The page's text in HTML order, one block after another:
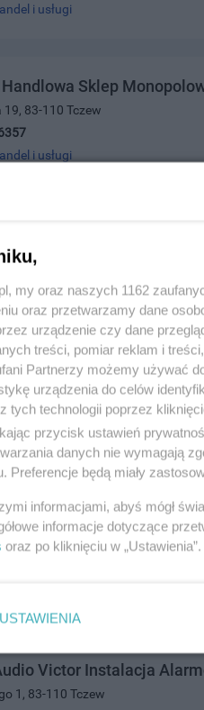
i usługi
Sklep
83-110 Tczew
i usługi
6, 83-110 Tczew
i usługi
Handlowo-Usługowa
1, 83-110 Tczew
i usługi
Grzella
m. 7, 83-110 Tczew
Victor Instalacja
1, 83-110 Tczew
my oraz naszych 1162
oraz przetwarzamy dane
urządzenie czy dane
treści, pomiar reklam i
Partnerzy możemy używać
urządzenia do celów
tych technologii poprzez
przycisk ustawień
danych nie wymagają
Preferencje będą miały
informacjami, abyś mógł
informacje dotyczące
oraz po kliknięciu w „Ustawienia”.
USTAWIENIA